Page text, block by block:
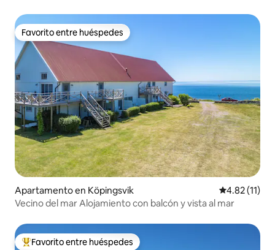
Favorito entre huéspedes
Favorito entre huéspedes
Apartamento en Köpingsvik Calificación
4.82 (11)
Vecino del mar Alojamiento con balcón y vista al mar
Favorito entre huéspedes preferido
Favorito entre huéspedes